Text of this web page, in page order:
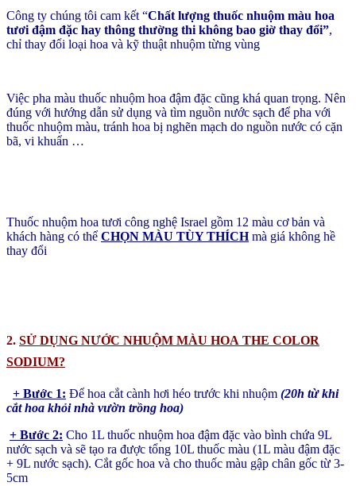
Công ty chúng tôi cam kết “Chất lượng thuốc nhuộm màu hoa
tươi đậm đặc hay thông thường thi không bao giờ thay đổi”,
chỉ thay đổi loại hoa và kỹ thuật nhuộm từng vùng
Việc pha màu thuốc nhuộm hoa đậm đặc cũng khá quan trọng. Nên
đúng với hướng dẫn sử dụng và tìm nguồn nước sạch để pha với
thuốc nhuộm màu, tránh hoa bị nghẽn mạch do nguồn nước có cặn
bã, vi khuẩn …
Thuốc nhuộm hoa tươi công nghệ Israel gồm 12 màu cơ bản và
khách hàng có thể CHỌN MÀU TÙY THÍCHmà giá không hề
thay đổi
2. SỬ DỤNG NƯỚC NHUỘM MÀU HOA THE COLOR
SODIUM?
+ Bước 1: Để hoa cắt cành hơi héo trước khi nhuộm (20h từ khi
cắt hoa khỏi nhà vườn trồng hoa)
+ Bước 2: Cho 1L thuốc nhuộm hoa đậm đặc vào bình chứa 9L
nước sạch và sẽ tạo ra được tổng 10L thuốc màu (1L màu đậm đặc
+ 9L nước sạch). Cắt gốc hoa và cho thuốc màu gập chân gốc từ 3-
5cm